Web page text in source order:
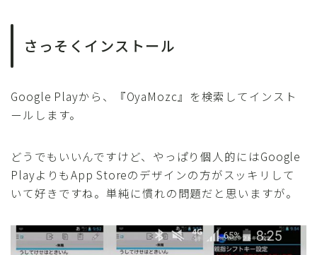
さっそくインストール
Google Playから、『OyaMozc』を検索してインスト
ールします。
どうでもいいんですけど、やっぱり個人的にはGoogle
PlayよりもApp Storeのデザインの方がスッキリして
いて好きですね。単純に慣れの問題だと思いますが。